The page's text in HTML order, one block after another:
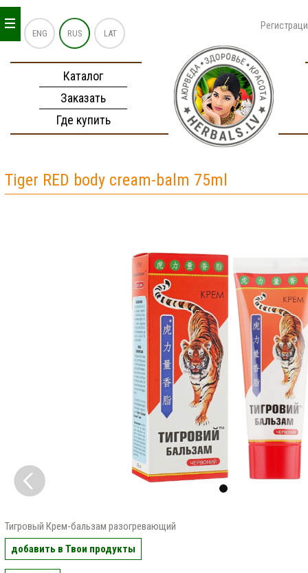
ENG RUS LAT
Каталог
Заказать
Где купить
_
_
_
Tiger RED body cream-balm 75ml
Тигровый Крем-бальзам разогревающий
добавить в Твои продукты